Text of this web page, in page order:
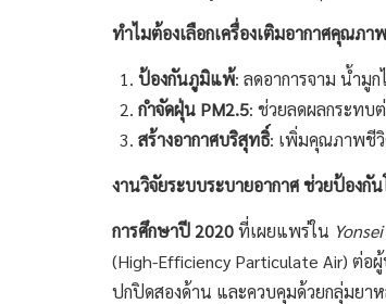
ทำไมต้องเลือกเครื่องเติมอากาศคุณภา
ป้องกันภูมิแพ้: ลดอาการจาม น้ำมู
กำจัดฝุ่น PM2.5: ช่วยลดผลกระทบ
สร้างอากาศบริสุทธิ์: เพิ่มคุณภาพชี
งานวิจัยระบบระบายอากาศ ช่วยป้องกั
การศึกษาปี2020ที่เผยแพร่ใน
(High-Efficiency Particulate Air) ต่
ปกปิดสองด้าน และควบคุมด้วยกลุ่มยา